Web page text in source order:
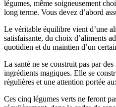
légumes, même soigneusement
long terme. Vous devez d’abord
Le véritable équilibre vient d’une
satisfaisante, du choix d’aliments
quotidien et du maintien d’un
La santé ne se construit pas par
ingrédients magiques. Elle se
régulières et une attention portée
Ces cinq légumes verts ne feront